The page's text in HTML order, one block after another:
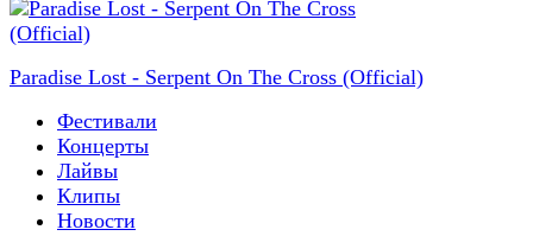
Paradise Lost - Serpent On The Cross (Official)
Фестивали
Концерты
Лайвы
Клипы
Новости